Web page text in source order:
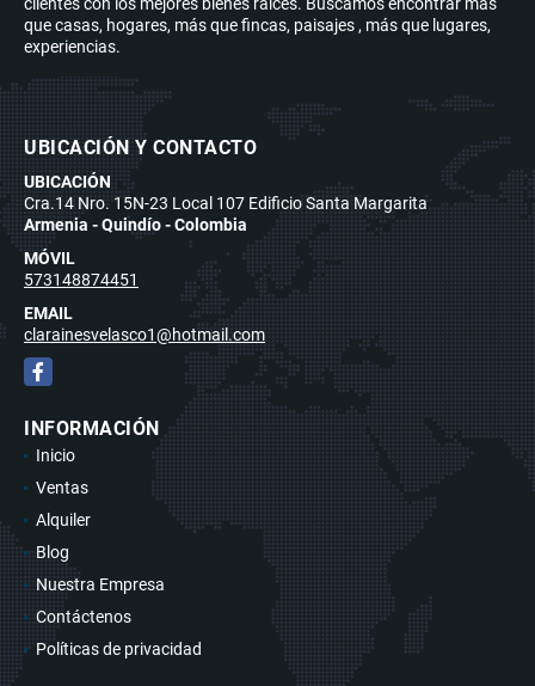
que casas, hogares, más que fincas, paisajes , más que lugares,
experiencias.
UBICACIÓN Y CONTACTO
UBICACIÓN
Cra.14 Nro. 15N-23 Local 107 Edificio Santa Margarita
Armenia - Quindío - Colombia
MÓVIL
573148874451
EMAIL
clarainesvelasco1@hotmail.com
Facebook
INFORMACIÓN
Inicio
Ventas
Alquiler
Blog
Nuestra Empresa
Contáctenos
Políticas de privacidad